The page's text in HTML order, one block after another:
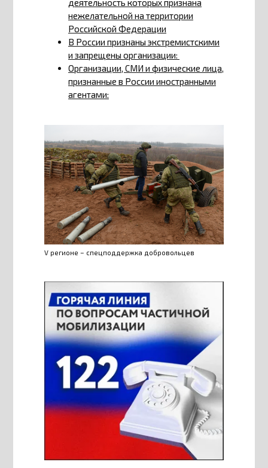
деятельность которых признана
нежелательной на территории
Российской Федерации
В России признаны экстремистскими
и запрещены организации:
Организации, СМИ и физические лица,
признанные в России иностранными
агентами:
V регионе – спецподдержка добровольцев